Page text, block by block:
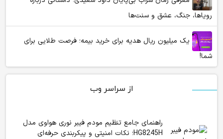
رویاها، جنگ، عشق و سنت‌ها
یک میلیون ریال هدیه برای خرید بیمه؛ فرصت طلایی برای
شما!
از سراسر وب
راهنمای جامع تنظیم مودم فیبر نوری هواوی مدل
HG8245H؛ نکات امنیتی و پیکربندی حرفه‌ای